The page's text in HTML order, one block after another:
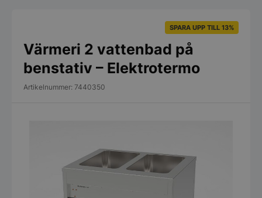
SPARA UPP TILL 13%
Värmeri 2 vattenbad på
benstativ – Elektrotermo
Artikelnummer: 7440350